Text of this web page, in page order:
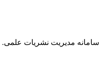
سامانه مدیریت نشریات علمی.